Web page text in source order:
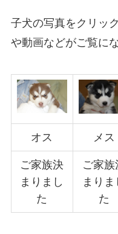
子犬の写真をクリッ
や動画などがご覧に
オス メス
ご家族決
まりまし
た
ご家族
まりま
た